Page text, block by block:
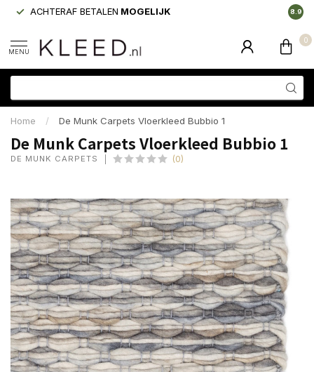
ACHTERAF BETALEN MOGELIJK 8.9
MENU
0
Home / De Munk Carpets Vloerkleed Bubbio 1
De Munk Carpets Vloerkleed Bubbio 1
DE MUNK CARPETS (0)